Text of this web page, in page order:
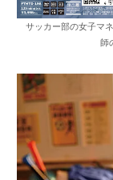
サッカー部の女子マ
師